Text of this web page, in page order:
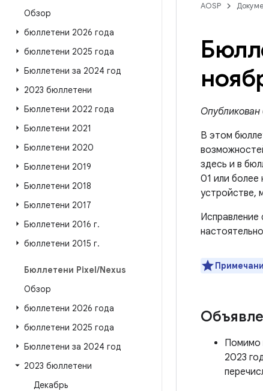
Обзор
бюллетени 2026 года
бюллетени 2025 года
Бюллетени за 2024 год
2023 бюллетени
Бюллетени 2022 года
Бюллетени 2021
Бюллетени 2020
Бюллетени 2019
Бюллетени 2018
Бюллетени 2017
Бюллетени 2016 г.
бюллетени 2015 г.
Бюллетени Pixel/Nexus
Обзор
бюллетени 2026 года
бюллетени 2025 года
Бюллетени за 2024 год
2023 бюллетени
Декабрь
AOSP
Опубликован
В этом
здесь и в
01 или более
устройстве,
Помимо
2023